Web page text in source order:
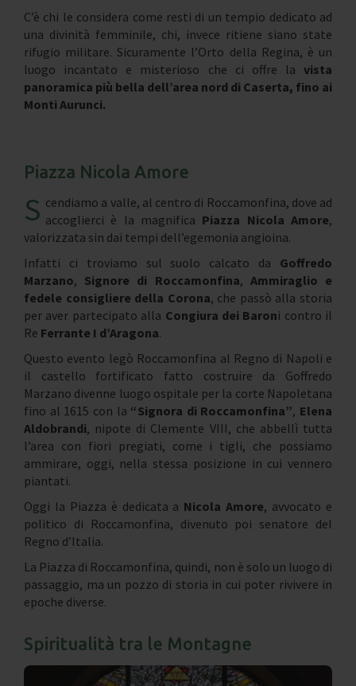
C’è chi le considera come resti di un tempio dedicato ad
una divinità femminile, chi, invece ritiene siano state
rifugio militare. Sicuramente l’Orto della Regina, è un
luogo incantato e misterioso che ci offre la vista
panoramica più bella dell’area nord di Caserta, fino ai
Monti Aurunci.
Piazza Nicola Amore
S cendiamo a valle, al centro di Roccamonfina, dove ad
accoglierci è la magnifica Piazza Nicola Amore,
valorizzata sin dai tempi dell’egemonia angioina.
Infatti ci troviamo sul suolo calcato da Goffredo
Marzano, Signore di Roccamonfina, Ammiraglio e
fedele consigliere della Corona, che passò alla storia
per aver partecipato alla Congiura dei Baroni contro il
Re Ferrante I d’Aragona.
Questo evento legò Roccamonfina al Regno di Napoli e
il castello fortificato fatto costruire da Goffredo
Marzano divenne luogo ospitale per la corte Napoletana
fino al 1615 con la “Signora di Roccamonfina”, Elena
Aldobrandi, nipote di Clemente VIII, che abbellì tutta
l’area con fiori pregiati, come i tigli, che possiamo
ammirare, oggi, nella stessa posizione in cui vennero
piantati.
Oggi la Piazza è dedicata a Nicola Amore, avvocato e
politico di Roccamonfina, divenuto poi senatore del
Regno d’Italia.
La Piazza di Roccamonfina, quindi, non è solo un luogo di
passaggio, ma un pozzo di storia in cui poter rivivere in
epoche diverse.
Spiritualità tra le Montagne